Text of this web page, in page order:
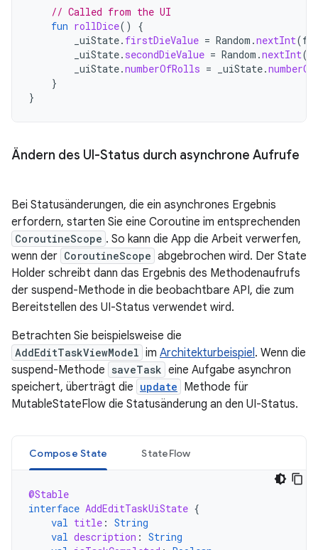
// Called from the UI
fun rollDice()
{
_uiState. firstDieValue = Random .nextInt(
_uiState. secondDieValue = Random .nextInt(
_uiState.numberOfRolls = _uiState.
}
}
Ändern des UI-Status durch asynchrone Aufrufe
Bei Statusänderungen, die ein asynchrones Ergebnis
erfordern, starten Sie eine Coroutine im entsprechenden
CoroutineScope . So kann die App die Arbeit verwerfen,
wenn der CoroutineScope abgebrochen wird. Der State
Holder schreibt dann das Ergebnis des Methodenaufrufs
der suspend-Methode in die beobachtbare API, die zum
Bereitstellen des UI-Status verwendet wird.
Betrachten Sie beispielsweise die
AddEditTaskViewModel im Architekturbeispiel . Wenn die
suspend-Methode saveTask eine Aufgabe asynchron
speichert, überträgt die update Methode für
MutableStateFlow die Statusänderung an den UI-Status.
Compose State StateFlow
@Stable
interface AddEditTaskUiState {
val title : String
val description : String